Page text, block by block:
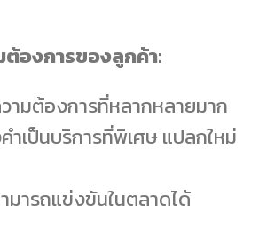
องการของลูกค้า:
ามต้องการที่หลากหลายมาก
เป็นบริการที่พิเศษ แปลกใหม่
มารถแข่งขันในตลาดได้